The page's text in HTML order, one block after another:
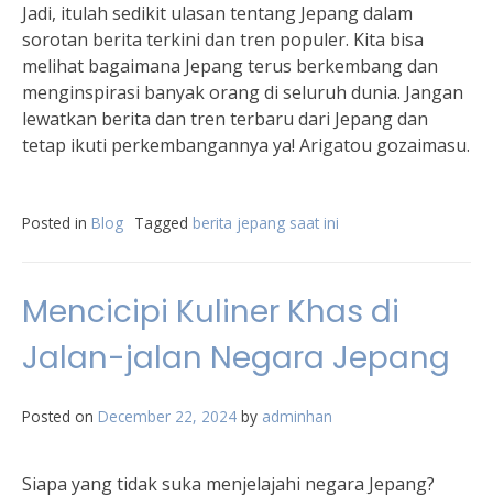
Jadi, itulah sedikit ulasan tentang Jepang dalam
sorotan berita terkini dan tren populer. Kita bisa
melihat bagaimana Jepang terus berkembang dan
menginspirasi banyak orang di seluruh dunia. Jangan
lewatkan berita dan tren terbaru dari Jepang dan
tetap ikuti perkembangannya ya! Arigatou gozaimasu.
Posted in Blog Tagged berita jepang saat ini
Mencicipi Kuliner Khas di
Jalan-jalan Negara Jepang
Posted on December 22, 2024 by adminhan
Siapa yang tidak suka menjelajahi negara Jepang?